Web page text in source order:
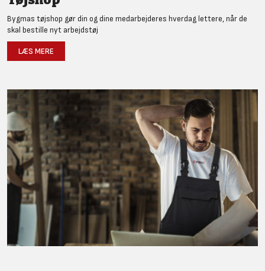
Bygmas tøjshop gør din og dine medarbejderes hverdag lettere, når de
skal bestille nyt arbejdstøj
LÆS MERE